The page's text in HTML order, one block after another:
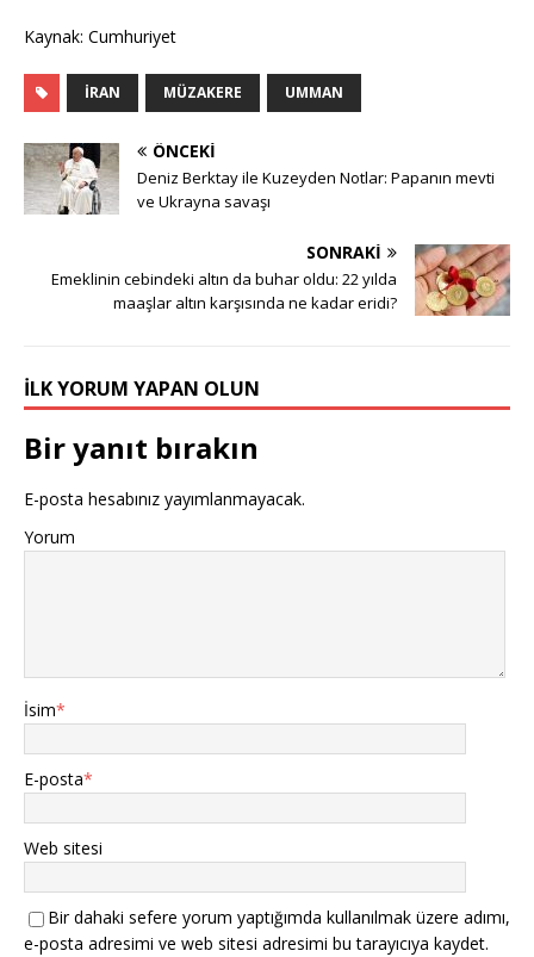
Kaynak: Cumhuriyet
İRAN MÜZAKERE UMMAN
ÖNCEKI
Deniz Berktay ile Kuzeyden Notlar: Papanın mevti
ve Ukrayna savaşı
SONRAKI
Emeklinin cebindeki altın da buhar oldu: 22 yılda
maaşlar altın karşısında ne kadar eridi?
İLK YORUM YAPAN OLUN
Bir yanıt bırakın
E-posta hesabınız yayımlanmayacak.
Yorum
İsim*
E-posta*
Web sitesi
Bir dahaki sefere yorum yaptığımda kullanılmak üzere adımı,
e-posta adresimi ve web sitesi adresimi bu tarayıcıya kaydet.